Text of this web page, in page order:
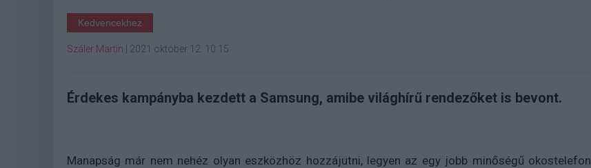
Kedvencekhez
Száler Martin 2021 október 12. 10:15
Érdekes kampányba kezdett a Samsung, amibe világhírű rendezőket is bevont.
Manapság már nem nehéz olyan eszközhöz hozzájutni, legyen az egy jobb minőségű okostelefon